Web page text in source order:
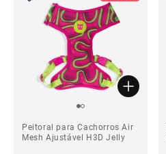
Peitoral para Cachorros Air
Mesh Ajustável H3D Jelly